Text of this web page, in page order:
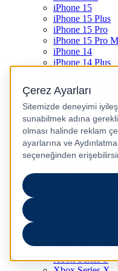
iPhone 15
iPhone 15 Plus
iPhone 15 Pro
iPhone 15 Pro
iPhone 14
iPhone 14 Plus
iPhone 14 Pro
iPhone 13
iPhone 12
iPhone 11
iPhone SE
Dyson Airwrap
Dyson V15
Dyson V15
Dyson Airstrait
Samsung Galaxy
Samsung
PS4 /
Nintendo Switch
Xbox Series S